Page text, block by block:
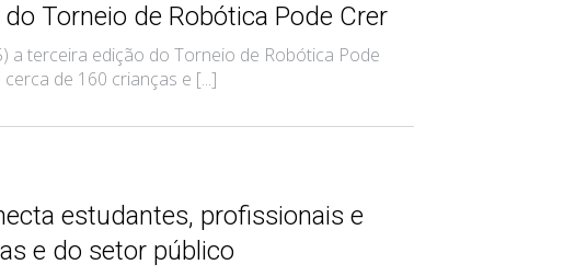
Torneio de Robótica Pode Crer
a terceira edição do Torneio de Robótica Pode
de 160 crianças e [...]
estudantes, profissionais e
e do setor público